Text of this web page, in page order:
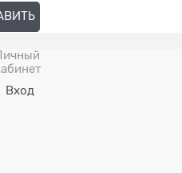
Вход